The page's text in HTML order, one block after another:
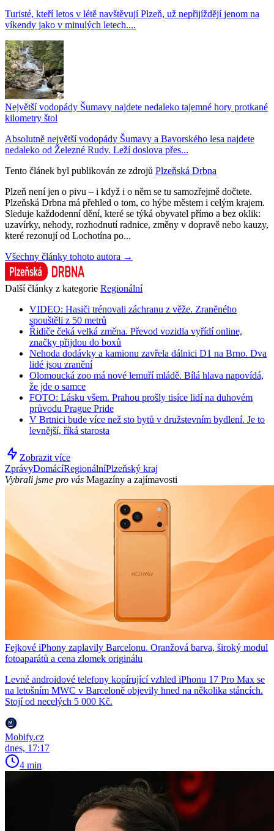
Turisté, kteří letos v létě navštěvují Plzeň, už nepřijíždějí jenom na
víkendy jako v minulých letech....
Největší vodopády Šumavy najdete nedaleko tajemné hory protkané
kilometry štol
Absolutně největší vodopády Šumavy a Bavorského lesa najdete
nedaleko od Železné Rudy. Leží doslova přes...
Tento článek byl publikován ze zdrojů Plzeňská Drbna
Plzeň není jen o pivu – i když i o něm se tu samozřejmě dočtete.
Plzeňská Drbna má přehled o tom, co hýbe městem i celým krajem.
Sleduje každodenní dění, které se týká obyvatel přímo a bez oklik:
uzavírky, nehody, rozhodnutí radnice, změny v dopravě nebo kauzy,
které rezonují od Lochotína po...
Všechny články tohoto autora →
Další články z kategorie Regionální
VIDEO: Hasiči trénovali záchranu z věže. Zraněného
spouštěli z 50 metrů
Řidiče čeká velká změna. Převod vozidla vyřídí online,
značky přijdou do boxů
Nehoda dodávky a kamionu zavřela dálnici D1 na Brno. Dva
lidé jsou zranění
Olomoucká zoo má nové lemuří mládě. Bílá hlava napovídá,
že jde o samce
FOTO: Lásku všem. Prahou prošly tisíce lidí na duhovém
průvodu Prague Pride
V Brtnici bude více než sto bytů v družstevním bydlení. Je to
levnější, říká starosta
Zobrazit více
ZprávyDomácíRegionálníPlzeňský kraj
Vybrali jsme pro vás Magazíny a zajímavosti
Fejkové iPhony zaplavily Barcelonu. Oranžová barva, široký modul
fotoaparátů a cena zlomek originálu
Levné androidové telefony kopírující vzhled iPhonu 17 Pro Max se
na letošním MWC v Barceloně objevily hned na několika stáncích.
Stojí od necelých 5 000 Kč.
Mobify.cz
dnes, 17:17
4 min